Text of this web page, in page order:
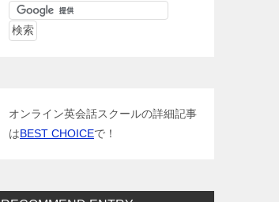
オンライン英会話スクールの詳細記事
はBEST CHOICEで！